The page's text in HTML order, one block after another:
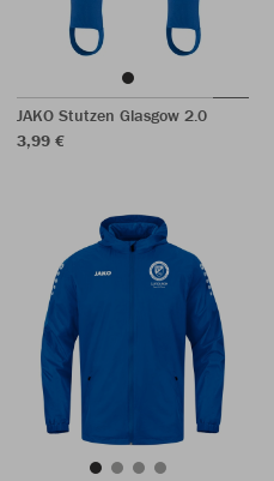
JAKO Stutzen Glasgow 2.0
3,99 €